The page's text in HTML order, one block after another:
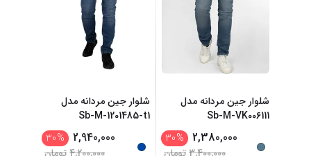
شلوار جین مردانه مدل
Sb-M-VK006111
2,380,000
%
30
شلوار جین مردانه مدل
Sb-M-1201485-t1
2,940,000
%
30